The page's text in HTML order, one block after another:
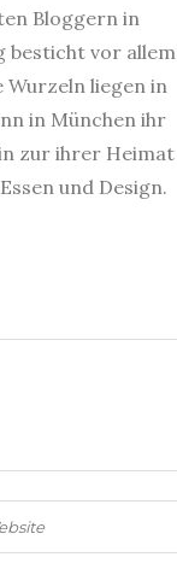
Bloggern in
besticht vor allem
liegen in
in München ihr
zur ihrer Heimat
und Design.